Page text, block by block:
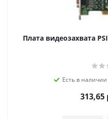
Плата видеозахвата
Есть в наличии
313,65